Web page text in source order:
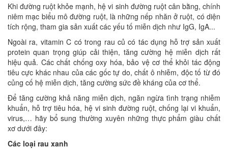
Khi đường ruột khỏe mạnh, hệ vi sinh đường ruột cân bằng, chính
niêm mạc biểu mô đường ruột, là những nếp nhăn ở ruột, có diện
tích rộng, tham gia sản xuất các yếu tố miễn dịch như IgG, IgA...
Ngoài ra, vitamin C có trong rau củ có tác dụng hỗ trợ sản xuất
protein quan trọng giúp cải thiện, tăng cường hệ miễn dịch rất
hiệu quả. Các chất chống oxy hóa, bảo vệ cơ thể khỏi tác động
tiêu cực khác nhau của các gốc tự do, chất ô nhiễm, độc tố từ đó
củng cố hệ miễn dịch, tăng cường sức đề kháng của cơ thể.
Để tăng cường khả năng miễn dịch, ngăn ngừa tình trạng nhiễm
khuẩn, hỗ trợ tiêu hóa, hệ vi sinh đường ruột, chống lại vi khuẩn,
virus,… hãy bổ sung thường xuyên những thực phẩm giàu chất
xơ dưới đây:
Các loại rau xanh